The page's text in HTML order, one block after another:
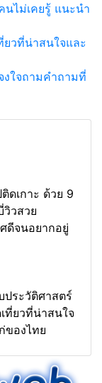
ไม่เคยรู้ แนะนำ
ยวที่น่าสนใจและ
งใจถามคำถามที่
ดเกาะ ด้วย 9
วิวสวย
ดีจนอยากอยู่
ประวัติศาสตร์
ที่ยวที่น่าสนใจ
ของไทย